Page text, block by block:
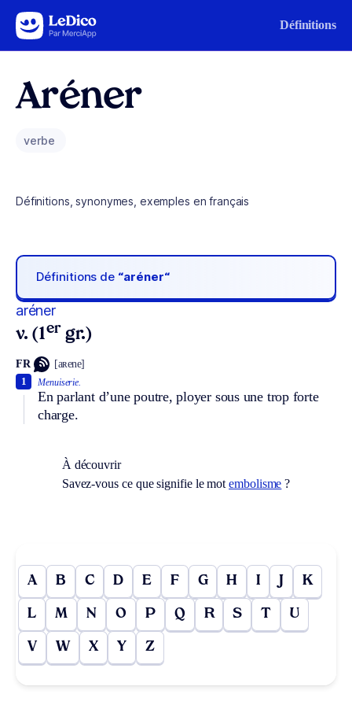
Aller au contenu Définitions
Aréner
verbe
Définitions, synonymes, exemples en français
Définitions de “aréner“
aréner
v. (1er gr.)
FR [aʀene]
Menuiserie.
En parlant d’une poutre, ployer sous une trop forte
charge.
1
À découvrir
Savez-vous ce que signifie le motembolisme ?
A B C D E F G H I J K
L M N O P Q R S T U
V W X Y Z